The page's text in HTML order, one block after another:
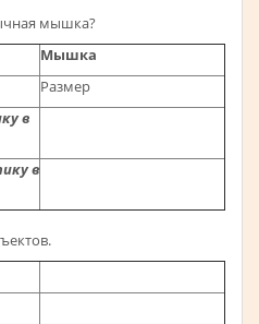
мышка?
Мышка
Размер
в
в